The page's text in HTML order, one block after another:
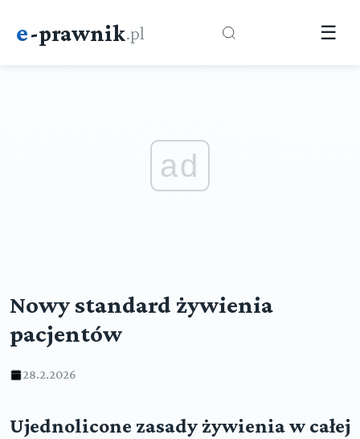
e-prawnik.pl ☰
ad
Nowy standard żywienia
pacjentów
28.2.2026
Ujednolicone zasady żywienia w całej